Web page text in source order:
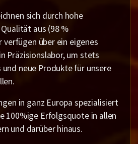
sich durch hohe
aus (98 %
verfügen über ein eigenes
Präzisionslabor, um stets
neue Produkte für unsere
in ganz Europa spezialisiert
100%ige Erfolgsquote in allen
und darüber hinaus.